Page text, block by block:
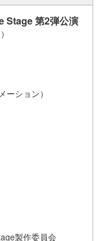
Stage 第2弾公演
ション）
製作委員会